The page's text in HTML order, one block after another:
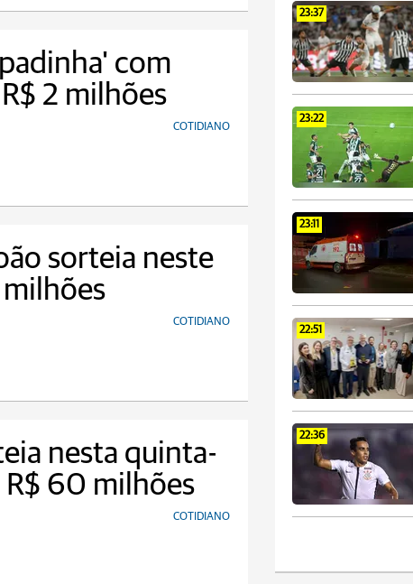
com
2 milhões
COTIDIANO
sorteia neste
COTIDIANO
nesta quinta-
60 milhões
COTIDIANO
23:37
23:22
23:11
22:51
22:36